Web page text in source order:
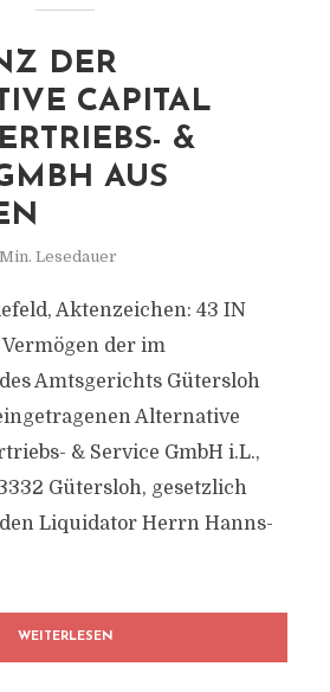
DER
CAPITAL
&
AUS
Lesedauer
Aktenzeichen: 43 IN
Vermögen der im
Amtsgerichts Gütersloh
Alternative
& Service GmbH i.L.,
Gütersloh, gesetzlich
Liquidator Herrn Hanns-
WEITERLESEN